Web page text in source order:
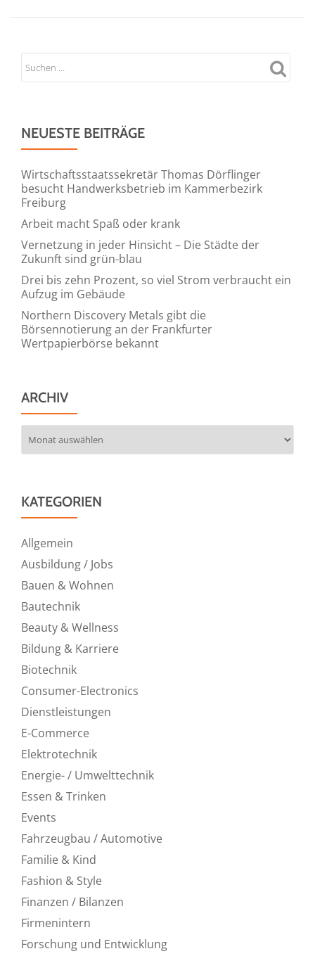
NEUESTE BEITRÄGE
Wirtschaftsstaatssekretär Thomas Dörflinger
besucht Handwerksbetrieb im Kammerbezirk
Freiburg
Arbeit macht Spaß oder krank
Vernetzung in jeder Hinsicht – Die Städte der
Zukunft sind grün-blau
Drei bis zehn Prozent, so viel Strom verbraucht ein
Aufzug im Gebäude
Northern Discovery Metals gibt die
Börsennotierung an der Frankfurter
Wertpapierbörse bekannt
ARCHIV
KATEGORIEN
Allgemein
Ausbildung / Jobs
Bauen & Wohnen
Bautechnik
Beauty & Wellness
Bildung & Karriere
Biotechnik
Consumer-Electronics
Dienstleistungen
E-Commerce
Elektrotechnik
Energie- / Umwelttechnik
Essen & Trinken
Events
Fahrzeugbau / Automotive
Familie & Kind
Fashion & Style
Finanzen / Bilanzen
Firmenintern
Forschung und Entwicklung